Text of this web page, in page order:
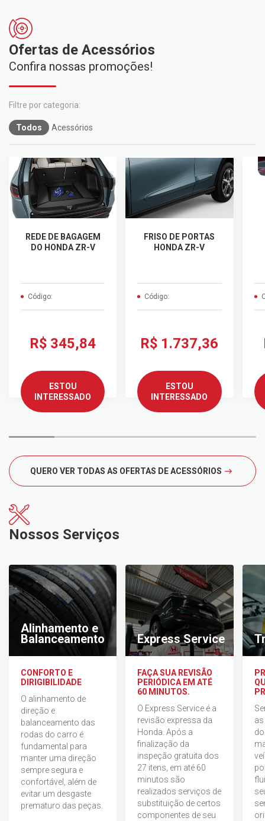
Ofertas de Acessórios
Confira nossas promoções!
Todos Acessórios
REDE DE BAGAGEM
DO HONDA ZR-V
Código:
R$ 345,84
ESTOU
INTERESSADO
FRISO DE PORTAS
HONDA ZR-V
Código:
R$ 1.737,36
ESTOU
INTERESSADO
QUERO VER TODAS AS OFERTAS DE ACESSÓRIOS
Nossos Serviços
Alinhamento e
Balanceamento
CONFORTO E
DIRIGIBILIDADE
O alinhamento de
direção e
balanceamento das
rodas do carro é
fundamental para
manter uma direção
sempre segura e
confortável, além de
evitar um desgaste
prematuro das peças.
Express Service
FAÇA SUA REVISÃO
PERIÓDICA EM ATÉ
60 MINUTOS.
O Express Service é a
revisão expressa da
Honda. Após a
finalização da
inspeção gratuita dos
27 itens, em até 60
minutos são
realizados serviços de
substituição de certos
componentes de seu